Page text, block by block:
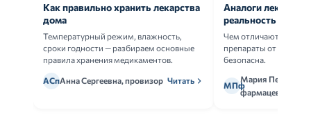
Как правильно хранить лекарства
дома
Температурный режим, влажность,
сроки годности — разбираем основные
правила хранения медикаментов.
АСпАнна Сергеевна, провизор Читать
Аналоги
реальность
Чем отличаются
препараты от
безопасна.
МПф
Мария Петрова,
фармацевт